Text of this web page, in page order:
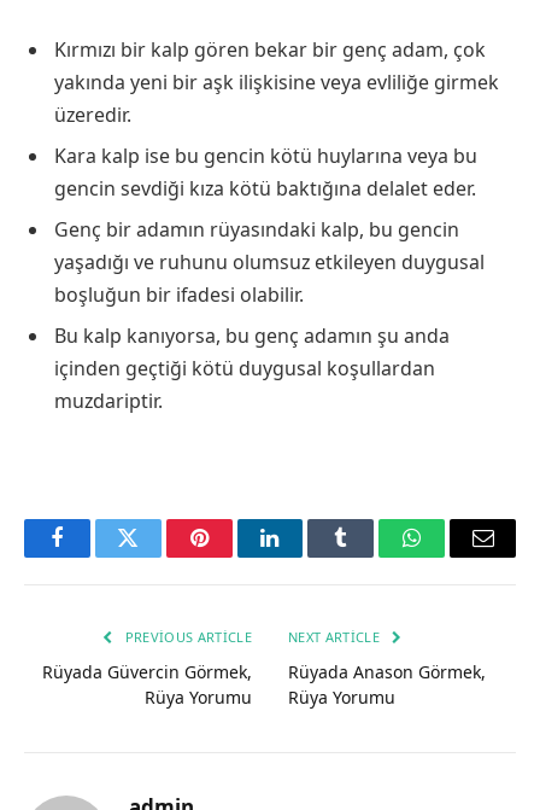
Kırmızı bir kalp gören bekar bir genç adam, çok
yakında yeni bir aşk ilişkisine veya evliliğe girmek
üzeredir.
Kara kalp ise bu gencin kötü huylarına veya bu
gencin sevdiği kıza kötü baktığına delalet eder.
Genç bir adamın rüyasındaki kalp, bu gencin
yaşadığı ve ruhunu olumsuz etkileyen duygusal
boşluğun bir ifadesi olabilir.
Bu kalp kanıyorsa, bu genç adamın şu anda
içinden geçtiği kötü duygusal koşullardan
muzdariptir.
FacebookTwitter PinterestLinkedInTumblr WhatsAppEmail
PREVIOUS ARTICLE
Rüyada Güvercin Görmek,
Rüya Yorumu
NEXT ARTICLE
Rüyada Anason Görmek,
Rüya Yorumu